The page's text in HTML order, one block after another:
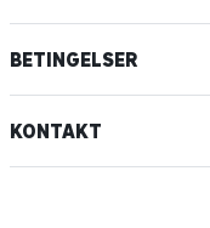
BETINGELSER
KONTAKT